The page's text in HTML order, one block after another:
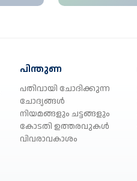
പിന്തുണ
പതിവായി ചോദിക്കുന്ന
ചോദ്യങ്ങൾ
നിയമങ്ങളും ചട്ടങ്ങളും
കോടതി ഉത്തരവുകൾ
വിവരാവകാശം